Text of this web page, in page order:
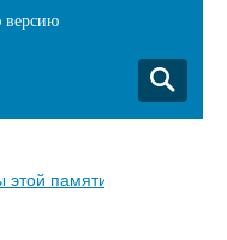
версию
памяти верны»